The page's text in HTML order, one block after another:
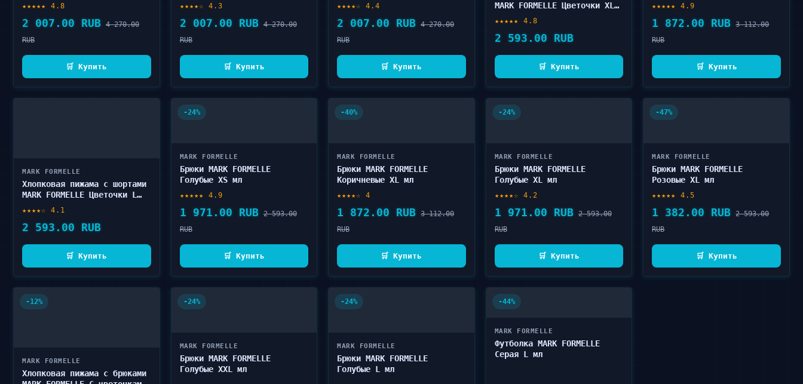
★★★★★ 4.8
2 007.00 RUB 4 270.00
RUB
🛒 Купить
★★★★☆ 4.3
2 007.00 RUB 4 270.00
RUB
🛒 Купить
★★★★☆ 4.4
2 007.00 RUB 4 270.00
RUB
🛒 Купить
MARK FORMELLE Цветочки XL
★★★★★ 4.8
2 593.00 RUB
🛒 Купить
★★★★★ 4.9
1 872.00 RUB 3 112.00
RUB
🛒 Купить
MARK FORMELLE
Хлопковая пижама с шортами
MARK FORMELLE Цветочки L
★★★★☆ 4.1
2 593.00 RUB
🛒 Купить
-24%
MARK FORMELLE
Брюки MARK FORMELLE
Голубые XS мл
★★★★★ 4.9
1 971.00 RUB 2 593.00
RUB
🛒 Купить
-40%
MARK FORMELLE
Брюки MARK FORMELLE
Коричневые XL мл
★★★★☆ 4
1 872.00 RUB 3 112.00
RUB
🛒 Купить
-24%
MARK FORMELLE
Брюки MARK FORMELLE
Голубые XL мл
★★★★☆ 4.2
1 971.00 RUB 2 593.00
RUB
🛒 Купить
-47%
MARK FORMELLE
Брюки MARK FORMELLE
Розовые XL мл
★★★★★ 4.5
1 382.00 RUB 2 593.00
RUB
🛒 Купить
-12%
MARK FORMELLE
Хлопковая пижама с брюками
-24%
MARK FORMELLE
Брюки MARK FORMELLE
Голубые XXL мл
-24%
MARK FORMELLE
Брюки MARK FORMELLE
Голубые L мл
-44%
MARK FORMELLE
Футболка MARK FORMELLE
Серая L мл